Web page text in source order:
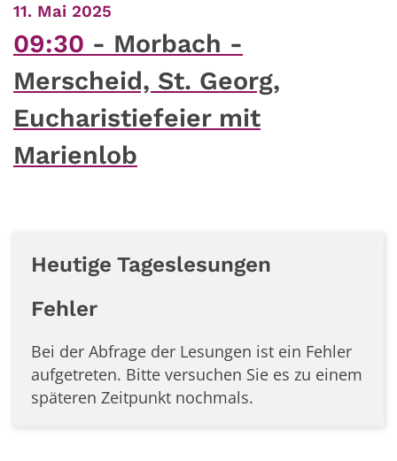
11. Mai 2025
09:30
Morbach -
Merscheid, St. Georg,
Eucharistiefeier mit
Marienlob
Heutige Tageslesungen
Fehler
Bei der Abfrage der Lesungen ist ein Fehler
aufgetreten. Bitte versuchen Sie es zu einem
späteren Zeitpunkt nochmals.